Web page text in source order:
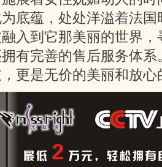
底蕴，处处洋溢着法
入到它那美丽的世界
有完善的售后服务体
更是无价的美丽和放心